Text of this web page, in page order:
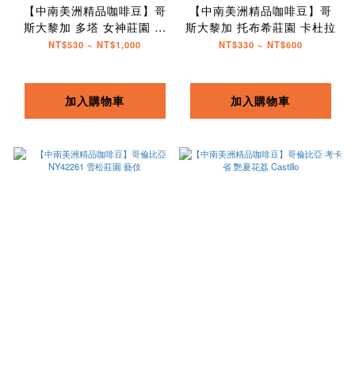
【中南美洲精品咖啡豆】哥
斯大黎加 多塔 女神莊園 藝
伎
NT$530 ~ NT$1,000
加入購物車
【中南美洲精品咖啡豆】哥
斯大黎加 托布希莊園 卡杜拉
NT$330 ~ NT$600
加入購物車